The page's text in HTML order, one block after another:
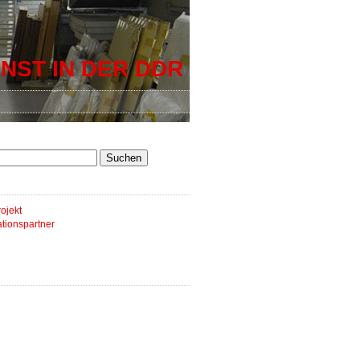
IN DER DDR